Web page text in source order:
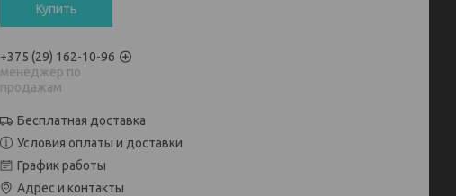
Купить
+375 (29) 162-10-96
менеджер по
продажам
Бесплатная доставка
Условия оплаты и доставки
График работы
Адрес и контакты